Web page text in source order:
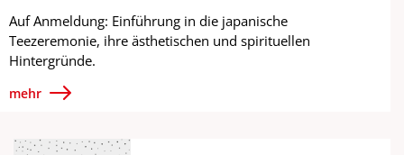
Auf Anmeldung: Einführung in die japanische
Teezeremonie, ihre ästhetischen und spirituellen
Hintergründe.
mehr